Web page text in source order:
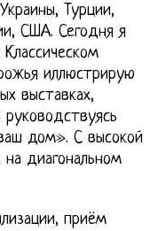
Турции,
США. Сегодня я
иллюстрирую
выставках,
дом». С высокой
на диагональном
приём